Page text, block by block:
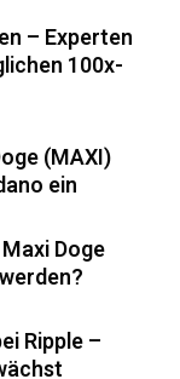
– Experten
100x-
(MAXI)
ein
Doge
Ripple –